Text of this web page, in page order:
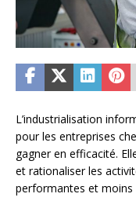
L’industrialisation
pour les entreprises
gagner en efficacité.
et rationaliser les
performantes et moins